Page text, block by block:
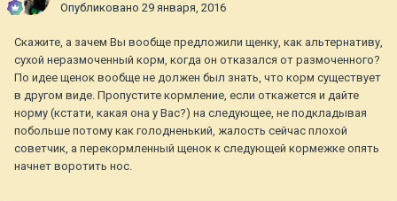
Опубликовано 29 января, 2016
Скажите, а зачем Вы вообще предложили щенку, как альтернативу,
сухой неразмоченный корм, когда он отказался от размоченного?
По идее щенок вообще не должен был знать, что корм существует
в другом виде. Пропустите кормление, если откажется и дайте
норму (кстати, какая она у Вас?) на следующее, не подкладывая
побольше потому как голодненький, жалость сейчас плохой
советчик, а перекормленный щенок к следующей кормежке опять
начнет воротить нос.